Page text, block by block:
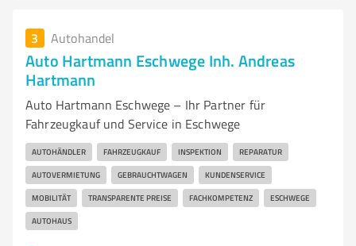
3 Autohandel
Auto Hartmann Eschwege Inh. Andreas
Hartmann
Auto Hartmann Eschwege – Ihr Partner für
Fahrzeugkauf und Service in Eschwege
AUTOHÄNDLER FAHRZEUGKAUF INSPEKTION REPARATUR
AUTOVERMIETUNG GEBRAUCHTWAGEN KUNDENSERVICE
MOBILITÄT TRANSPARENTE PREISE FACHKOMPETENZ ESCHWEGE
AUTOHAUS